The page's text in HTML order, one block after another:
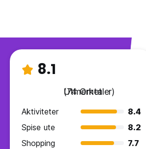
8.1
Utmerket
(74 Omtaler)
Aktiviteter
8.4
Spise ute
8.2
Shopping
7.7